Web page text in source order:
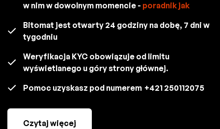
w nim w dowolnym momencie - poradnik jak
Bitomat jest otwarty 24 godziny na dobę, 7 dni w
tygodniu
Weryfikacja KYC obowiązuje od limitu
wyświetlanego u góry strony głównej.
Pomoc uzyskasz pod numerem +421 250112075
Czytaj więcej